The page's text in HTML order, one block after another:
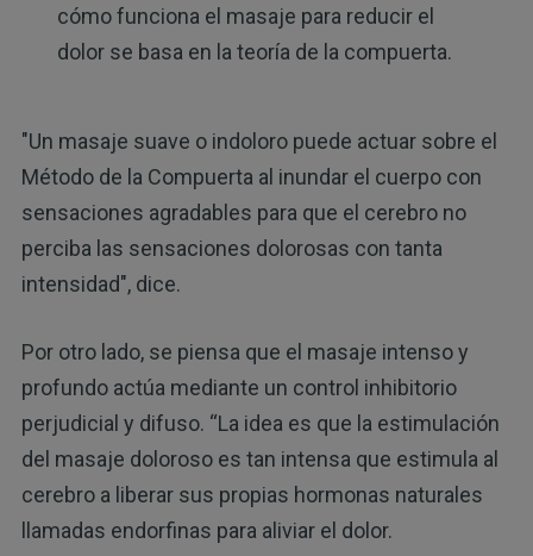
cómo funciona el masaje para reducir el
dolor se basa en la teoría de la compuerta.
"Un masaje suave o indoloro puede actuar sobre el
Método de la Compuerta al inundar el cuerpo con
sensaciones agradables para que el cerebro no
perciba las sensaciones dolorosas con tanta
intensidad", dice.
Por otro lado, se piensa que el masaje intenso y
profundo actúa mediante un control inhibitorio
perjudicial y difuso. “La idea es que la estimulación
del masaje doloroso es tan intensa que estimula al
cerebro a liberar sus propias hormonas naturales
llamadas endorfinas para aliviar el dolor.